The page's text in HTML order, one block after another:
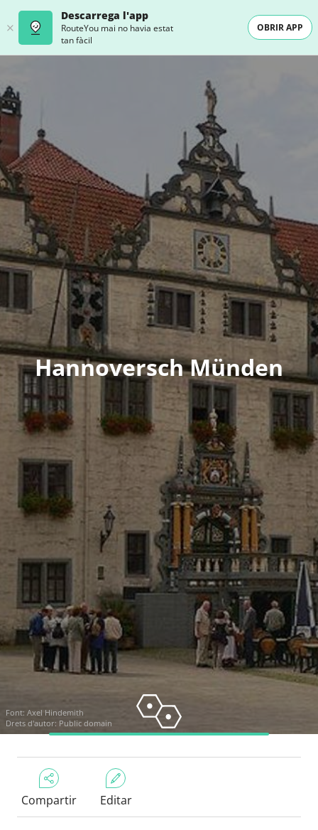
Descarrega l'app
RouteYou mai no havia estat
tan fàcil
OBRIR APP
Hannoversch Münden
Font: Axel Hindemith
Drets d'autor: Public domain
Compartir Editar